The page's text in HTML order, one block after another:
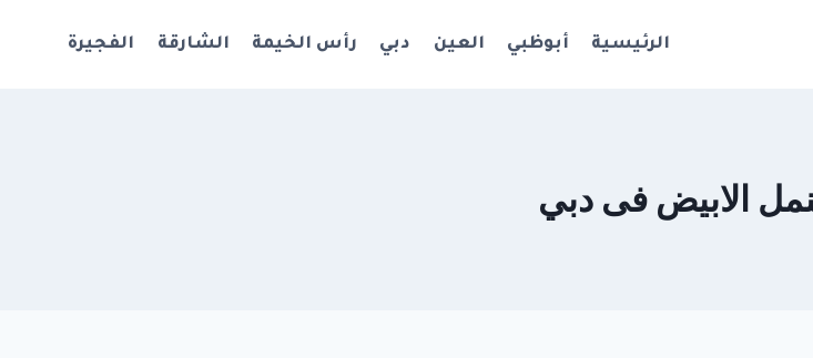
الرئيسية أبوظبي العين دبي رأس الخيمة الشارقة الفجيرة
الابيض فى دبي